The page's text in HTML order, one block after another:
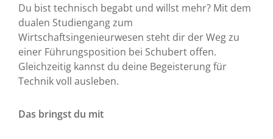
Du bist technisch begabt und willst mehr? Mit dem
dualen Studiengang zum
Wirtschaftsingenieurwesen steht dir der Weg zu
einer Führungsposition bei Schubert offen.
Gleichzeitig kannst du deine Begeisterung für
Technik voll ausleben.
Das bringst du mit